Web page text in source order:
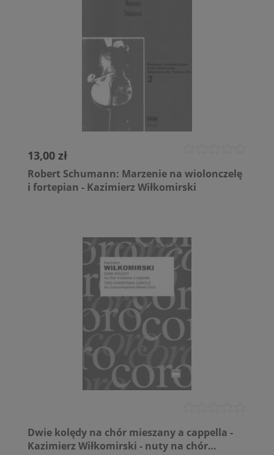
Robert Schumann: Marzenie na wiolonczelę
i fortepian - Kazimierz Wiłkomirski
13,00 zł
Dwie kolędy na chór mieszany a cappella -
Kazimierz Wiłkomirski - nuty na chór